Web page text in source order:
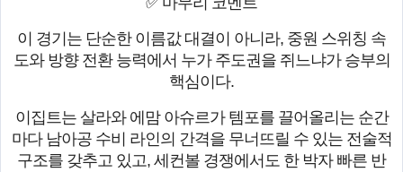
이 경기는 단순한 이름값 대결이 아니라, 중원 스위칭 속
도와 방향 전환 능력에서 누가 주도권을 쥐느냐가 승부의
핵심이다.
이집트는 살라와 에맘 아슈르가 템포를 끌어올리는 순간
마다 남아공 수비 라인의 간격을 무너뜨릴 수 있는 전술적
구조를 갖추고 있고, 세컨볼 경쟁에서도 한 박자 빠른 반